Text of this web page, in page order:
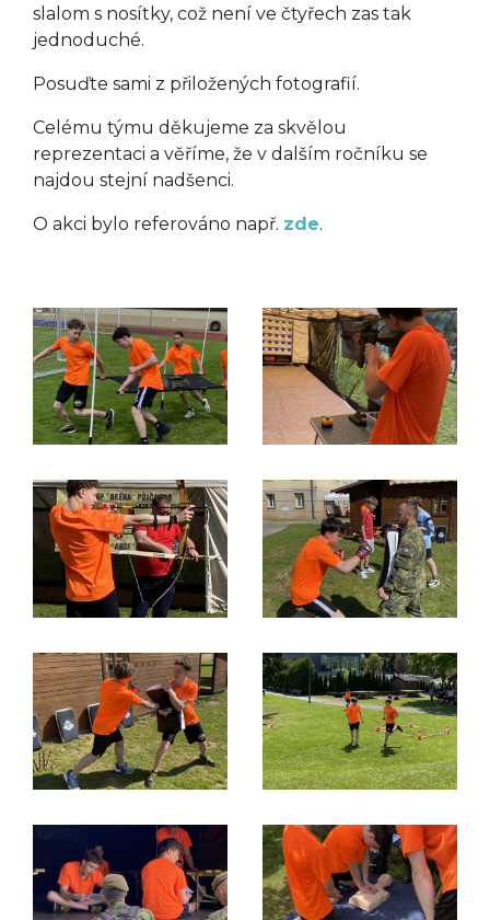
slalom s nosítky, což není ve čtyřech zas tak
jednoduché.
Posuďte sami z přiložených fotografií.
Celému týmu děkujeme za skvělou
reprezentaci a věříme, že v dalším ročníku se
najdou stejní nadšenci.
O akci bylo referováno např. zde.